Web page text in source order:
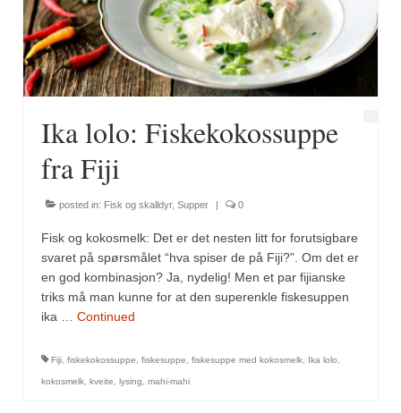
Fugl
Gryteretter
Snacks
Supper
Olivenolje, oppskrifter
Krydder, oppskrifter
Bouquet garni
Ika lolo: Fiskekokossuppe
fra Fiji
posted in: Fisk og skalldyr, Supper | 0
Fisk og kokosmelk: Det er det nesten litt for forutsigbare
svaret på spørsmålet “hva spiser de på Fiji?”. Om det er
en god kombinasjon? Ja, nydelig! Men et par fijianske
triks må man kunne for at den superenkle fiskesuppen
ika … Continued
Fiji fiskekokossuppe fiskesuppe fiskesuppe med kokosmelk Ika lolo
kokosmelk kveite lysing mahi-mahi